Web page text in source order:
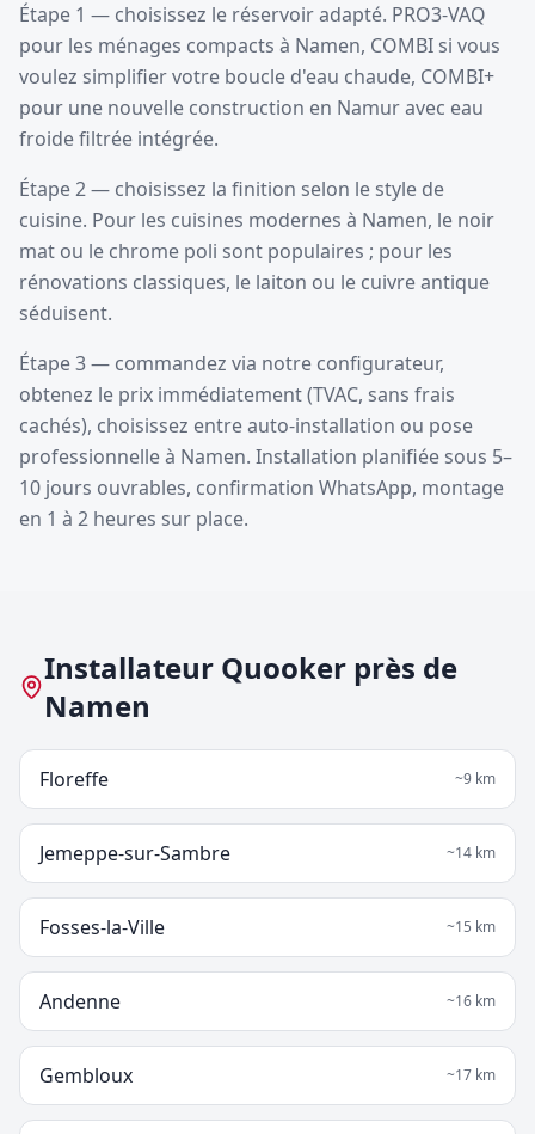
Étape 1 — choisissez le réservoir adapté. PRO3-VAQ
pour les ménages compacts à Namen, COMBI si vous
voulez simplifier votre boucle d'eau chaude, COMBI+
pour une nouvelle construction en Namur avec eau
froide filtrée intégrée.
Étape 2 — choisissez la finition selon le style de
cuisine. Pour les cuisines modernes à Namen, le noir
mat ou le chrome poli sont populaires ; pour les
rénovations classiques, le laiton ou le cuivre antique
séduisent.
Étape 3 — commandez via notre configurateur,
obtenez le prix immédiatement (TVAC, sans frais
cachés), choisissez entre auto-installation ou pose
professionnelle à Namen. Installation planifiée sous 5–
10 jours ouvrables, confirmation WhatsApp, montage
en 1 à 2 heures sur place.
Installateur Quooker près de
Namen
Floreffe ~9 km
Jemeppe-sur-Sambre ~14 km
Fosses-la-Ville ~15 km
Andenne ~16 km
Gembloux ~17 km